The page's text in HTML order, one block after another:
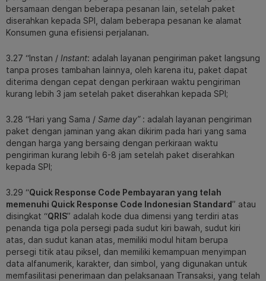
bersamaan dengan beberapa pesanan lain, setelah paket
diserahkan kepada SPI, dalam beberapa pesanan ke alamat
Konsumen guna efisiensi perjalanan.
3.27 “Instan / Instant: adalah layanan pengiriman paket langsung
tanpa proses tambahan lainnya, oleh karena itu, paket dapat
diterima dengan cepat dengan perkiraan waktu pengiriman
kurang lebih 3 jam setelah paket diserahkan kepada SPI;
3.28 “Hari yang Sama / Same day” : adalah layanan pengiriman
paket dengan jaminan yang akan dikirim pada hari yang sama
dengan harga yang bersaing dengan perkiraan waktu
pengiriman kurang lebih 6-8 jam setelah paket diserahkan
kepada SPI;
3.29 “Quick Response Code Pembayaran yang telah
memenuhi Quick Response Code Indonesian Standard” atau
disingkat “QRIS” adalah kode dua dimensi yang terdiri atas
penanda tiga pola persegi pada sudut kiri bawah, sudut kiri
atas, dan sudut kanan atas, memiliki modul hitam berupa
persegi titik atau piksel, dan memiliki kemampuan menyimpan
data alfanumerik, karakter, dan simbol, yang digunakan untuk
memfasilitasi penerimaan dan pelaksanaan Transaksi, yang telah